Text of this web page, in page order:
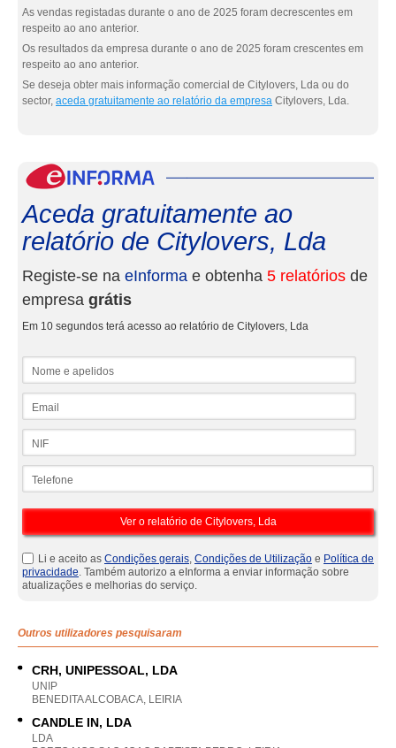
As vendas registadas durante o ano de 2025 foram decrescentes em
respeito ao ano anterior.
Os resultados da empresa durante o ano de 2025 foram crescentes em
respeito ao ano anterior.
Se deseja obter mais informação comercial de Citylovers, Lda ou do
sector, aceda gratuitamente ao relatório da empresa Citylovers, Lda.
Aceda gratuitamente ao
relatório de Citylovers, Lda
Registe-se na eInforma e obtenha 5 relatórios de
empresa grátis
Em 10 segundos terá acesso ao relatório de Citylovers, Lda
Li e aceito as Condições gerais, Condições de Utilização e Política de
privacidade. Também autorizo a eInforma a enviar informação sobre
atualizações e melhorias do serviço.
Outros utilizadores pesquisaram
CRH, UNIPESSOAL, LDA
UNIP
BENEDITA ALCOBACA, LEIRIA
CANDLE IN, LDA
LDA